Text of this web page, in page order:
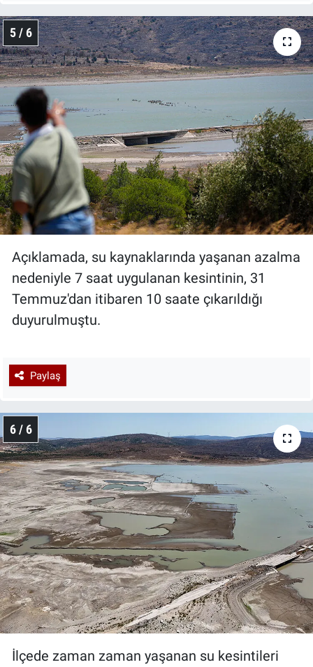
5 / 6
Açıklamada, su kaynaklarında yaşanan azalma
nedeniyle 7 saat uygulanan kesintinin, 31
Temmuz'dan itibaren 10 saate çıkarıldığı
duyurulmuştu.
Paylaş
6 / 6
İlçede zaman zaman yaşanan su kesintileri